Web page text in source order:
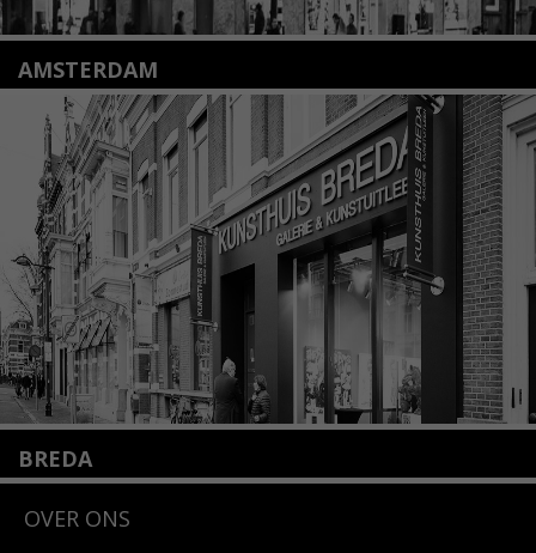
AMSTERDAM
Amstelveenseweg 135
1075 VX Amsterdam
+31 (0)20 2332546
info@kunsthuisamsterdam.nl
Lees meer
BREDA
4818 SB Breda
OVER ONS